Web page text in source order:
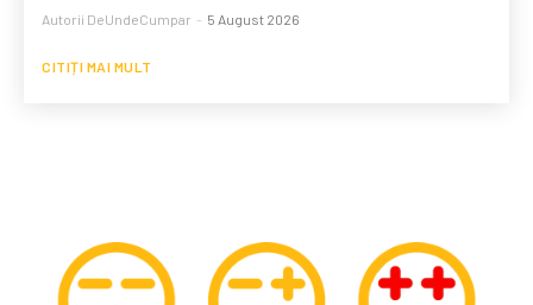
Autorii DeUndeCumpar - 5 August 2026
CITIȚI MAI MULT